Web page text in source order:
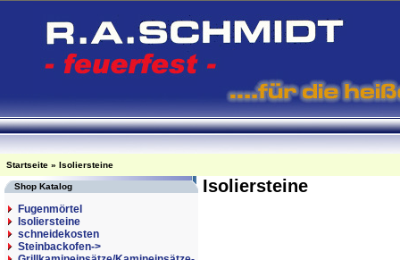
Startseite » Isoliersteine
Shop Katalog
Fugenmörtel
Isoliersteine
schneidekosten
Steinbackofen->
Isoliersteine